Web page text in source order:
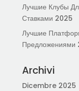
Лучшие Клубы
Ставками 2025
Лучшие
Предложениями
Archivi
Dicembre 2025